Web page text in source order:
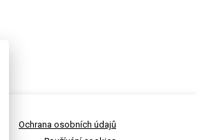
Ochrana osobních údajů